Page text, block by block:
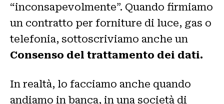
“inconsapevolmente”. Quando firmiamo
un contratto per forniture di luce, gas o
telefonia, sottoscriviamo anche un
Consenso del trattamento dei dati.
In realtà, lo facciamo anche quando
andiamo in banca, in una società di